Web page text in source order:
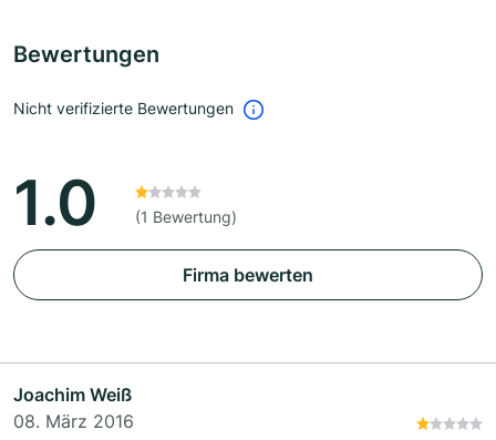
Bewertungen
Nicht verifizierte Bewertungen
1.0 (1 Bewertung)
Firma bewerten
Joachim Weiß
08. März 2016